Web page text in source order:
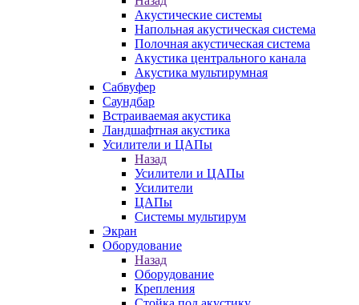
Акустические системы
Напольная акустическая система
Полочная акустическая система
Акустика центрального канала
Акустика мультирумная
Сабвуфер
Саундбар
Встраиваемая акустика
Ландшафтная акустика
Усилители и ЦАПы
Назад
Усилители и ЦАПы
Усилители
ЦАПы
Системы мультирум
Экран
Оборудование
Назад
Оборудование
Крепления